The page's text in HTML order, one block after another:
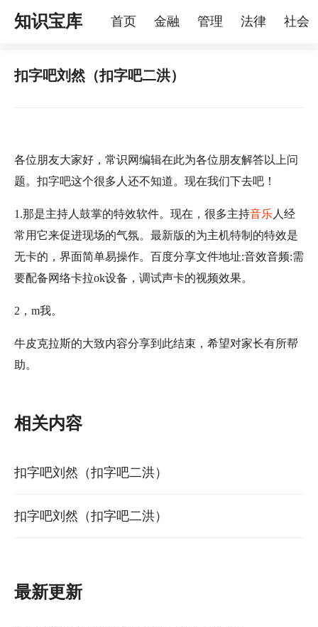
知识宝库 首页 金融 管理 法律 社会
烦恼 宠物
扣字吧刘然（扣字吧二洪）
各位朋友大家好，常识网编辑在此为各位朋友解答以上问
题。扣字吧这个很多人还不知道。现在我们下去吧！
1.那是主持人鼓掌的特效软件。现在，很多主持音乐人经
常用它来促进现场的气氛。最新版的为主机特制的特效是
无卡的，界面简单易操作。百度分享文件地址:音效音频:需
要配备网络卡拉ok设备，调试声卡的视频效果。
2，m我。
牛皮克拉斯的大致内容分享到此结束，希望对家长有所帮
助。
相关内容
扣字吧刘然（扣字吧二洪）
扣字吧刘然（扣字吧二洪）
最新更新